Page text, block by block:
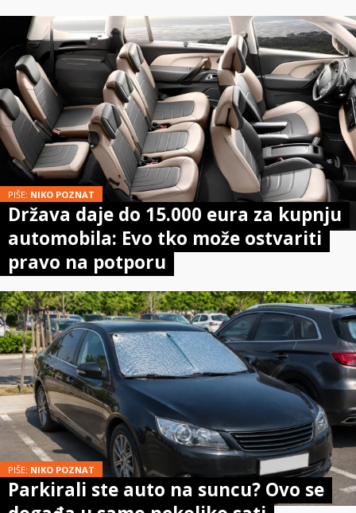
PIŠE: NIKO POZNAT
Država daje do 15.000 eura za kupnju
automobila: Evo tko može ostvariti
pravo na potporu
PIŠE: NIKO POZNAT
Parkirali ste auto na suncu? Ovo se